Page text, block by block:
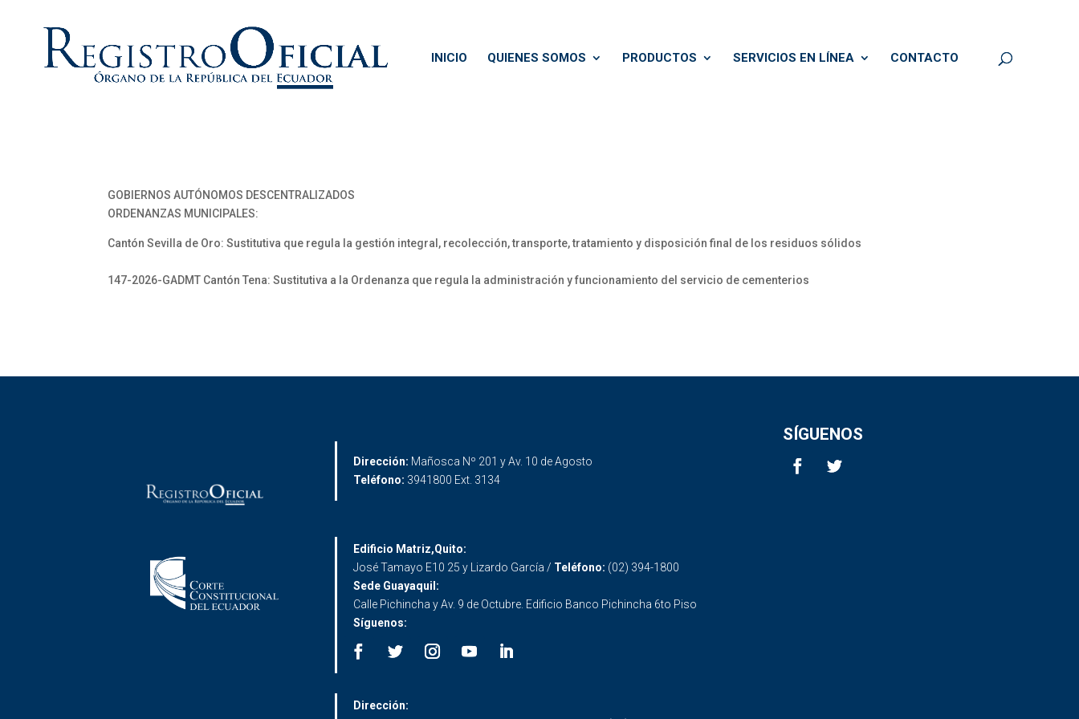
INICIO QUIENES SOMOS PRODUCTOS SERVICIOS EN LÍNEA CONTACTO
GOBIERNOS AUTÓNOMOS DESCENTRALIZADOS
ORDENANZAS MUNICIPALES:
Cantón Sevilla de Oro: Sustitutiva que regula la gestión integral, recolección, transporte, tratamiento y disposición final de los residuos sólidos
147-2026-GADMT Cantón Tena: Sustitutiva a la Ordenanza que regula la administración y funcionamiento del servicio de cementerios
Dirección: Mañosca Nº 201 y Av. 10 de Agosto
Teléfono: 3941800 Ext. 3134
SÍGUENOS
Edificio Matriz,Quito:
José Tamayo E10 25 y Lizardo García / Teléfono: (02) 394-1800
Sede Guayaquil:
Calle Pichincha y Av. 9 de Octubre. Edificio Banco Pichincha 6to Piso
Síguenos:
Dirección: